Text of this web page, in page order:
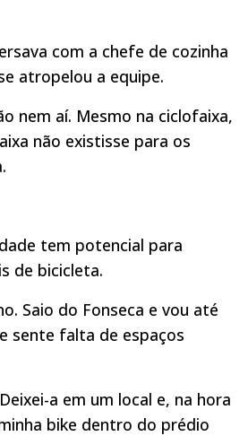
com a chefe de cozinha
atropelou a equipe.
nem aí. Mesmo na ciclofaixa,
não existisse para os
tem potencial para
de bicicleta.
Saio do Fonseca e vou até
sente falta de espaços
a em um local e, na hora
bike dentro do prédio